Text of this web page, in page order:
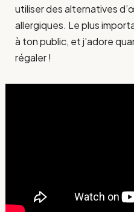
utiliser des alternatives
allergiques. Le plus
à ton public, et j’adore
régaler !